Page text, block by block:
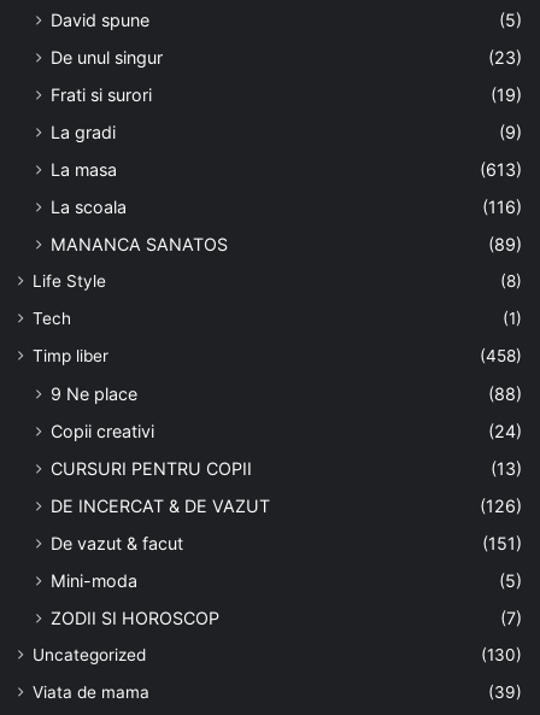
David spune
(5)
De unul singur
(23)
Frati si surori
(19)
La gradi
(9)
La masa
(613)
La scoala
(116)
MANANCA SANATOS
(89)
Life Style
(8)
Tech
(1)
Timp liber
(458)
9 Ne place
(88)
Copii creativi
(24)
CURSURI PENTRU COPII
(13)
DE INCERCAT & DE VAZUT
(126)
De vazut & facut
(151)
Mini-moda
(5)
ZODII SI HOROSCOP
(7)
Uncategorized
(130)
Viata de mama
(39)